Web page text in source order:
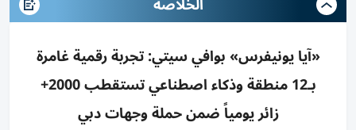
«آيا يونيفرس» بوافي سيتي: تجربة رقمية غامرة
بـ12 منطقة وذكاء اصطناعي تستقطب 2000+
زائر يومياً ضمن حملة وجهات دبي